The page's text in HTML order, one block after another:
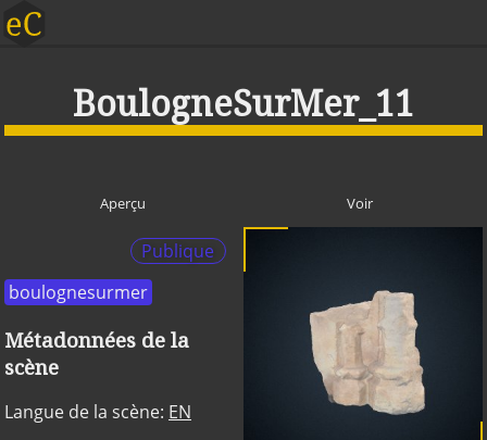
BoulogneSurMer_11
Aperçu Voir
Publique
boulognesurmer
Métadonnées de la
scène
Langue de la scène: EN